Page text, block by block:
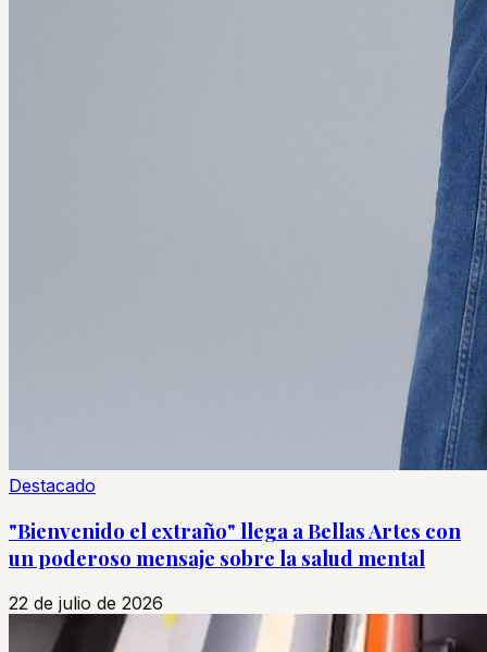
Destacado
"Bienvenido el extraño" llega a Bellas Artes con
un poderoso mensaje sobre la salud mental
22 de julio de 2026